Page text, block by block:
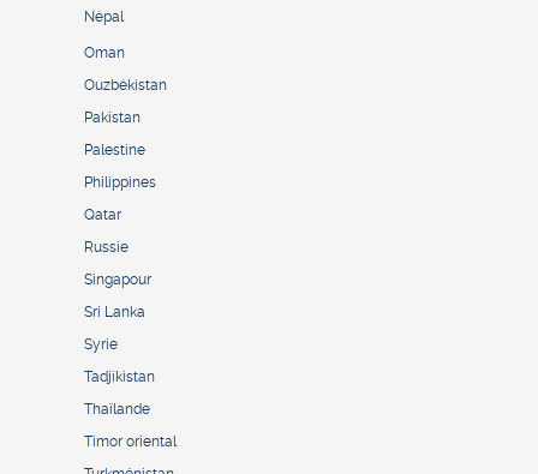
Népal
Oman
Ouzbékistan
Pakistan
Palestine
Philippines
Qatar
Russie
Singapour
Sri Lanka
Syrie
Tadjikistan
Thaïlande
Timor oriental